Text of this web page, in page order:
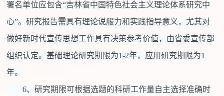
署名单位应包含“吉林省中国特色社会主义理论体系研究中
心”。研究报告需具有理论说服力和实践指导意义，尤其对
做好新时代宣传思想工作具有决策参考价值，由省委宣传部
组织认定。基础理论研究期限为1-2年，应用研究期限为1
年。
6、研究期限可根据选题的科研工作量自主选择准确时